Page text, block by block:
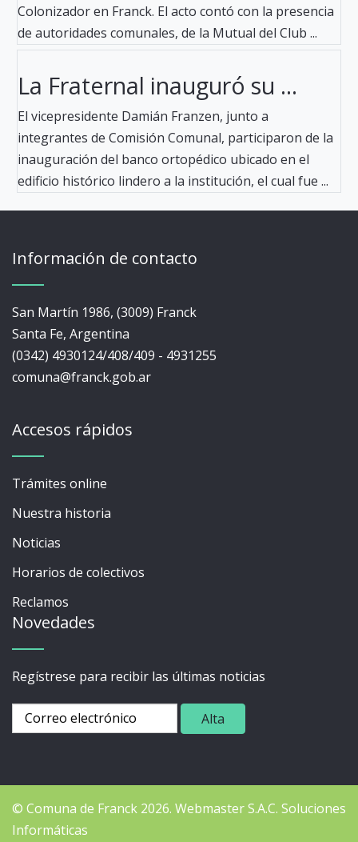
Colonizador en Franck. El acto contó con la presencia
de autoridades comunales, de la Mutual del Club ...
La Fraternal inauguró su ...
El vicepresidente Damián Franzen, junto a
integrantes de Comisión Comunal, participaron de la
inauguración del banco ortopédico ubicado en el
edificio histórico lindero a la institución, el cual fue ...
Información de contacto
San Martín 1986, (3009) Franck
Santa Fe, Argentina
(0342) 4930124/408/409 - 4931255
comuna@franck.gob.ar
Accesos rápidos
Trámites online
Nuestra historia
Noticias
Horarios de colectivos
Reclamos
Novedades
Regístrese para recibir las últimas noticias
© Comuna de Franck 2026. WebmasterS.A.C. Soluciones
Informáticas